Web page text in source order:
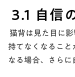
3.1 自信
猫背は見た目に
持てなくなるこ
なる場合、さらに